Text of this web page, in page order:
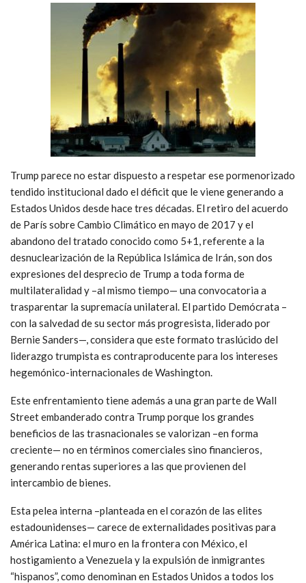
Trump parece no estar dispuesto a respetar ese pormenorizado
tendido institucional dado el déficit que le viene generando a
Estados Unidos desde hace tres décadas. El retiro del acuerdo
de París sobre Cambio Climático en mayo de 2017 y el
abandono del tratado conocido como 5+1, referente a la
desnuclearización de la República Islámica de Irán, son dos
expresiones del desprecio de Trump a toda forma de
multilateralidad y –al mismo tiempo— una convocatoria a
trasparentar la supremacía unilateral. El partido Demócrata –
con la salvedad de su sector más progresista, liderado por
Bernie Sanders—, considera que este formato traslúcido del
liderazgo trumpista es contraproducente para los intereses
hegemónico-internacionales de Washington.
Este enfrentamiento tiene además a una gran parte de Wall
Street embanderado contra Trump porque los grandes
beneficios de las trasnacionales se valorizan –en forma
creciente— no en términos comerciales sino financieros,
generando rentas superiores a las que provienen del
intercambio de bienes.
Esta pelea interna –planteada en el corazón de las elites
estadounidenses— carece de externalidades positivas para
América Latina: el muro en la frontera con México, el
hostigamiento a Venezuela y la expulsión de inmigrantes
“hispanos”, como denominan en Estados Unidos a todos los